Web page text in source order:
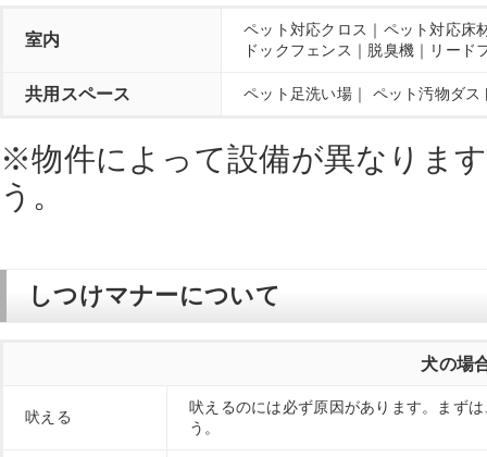
室内
ペット対応クロス｜ペット対応床
ドックフェンス｜脱臭機｜リード
共用スペース ペット足洗い場｜ ペット汚物ダ
※物件によって設備が異なりま
う。
しつけマナーについて
犬の場
吠える
吠えるのには必ず原因があります。まず
う。